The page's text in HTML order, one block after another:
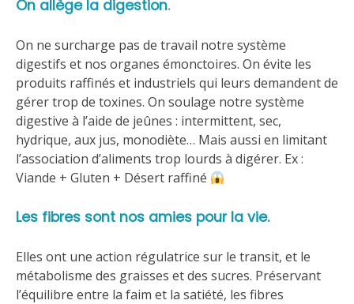
On allège la digestion.
On ne surcharge pas de travail notre système
digestifs et nos organes émonctoires. On évite les
produits raffinés et industriels qui leurs demandent de
gérer trop de toxines. On soulage notre système
digestive à l’aide de jeûnes : intermittent, sec,
hydrique, aux jus, monodiète… Mais aussi en limitant
l’association d’aliments trop lourds à digérer. Ex :
Viande + Gluten + Désert raffiné
Les fibres sont nos amies pour la vie.
Elles ont une action régulatrice sur le transit, et le
métabolisme des graisses et des sucres. Préservant
l’équilibre entre la faim et la satiété, les fibres